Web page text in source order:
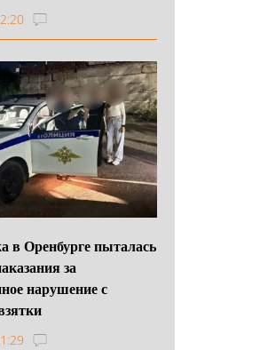
в Оренбурге пыталась
за
нарушение с